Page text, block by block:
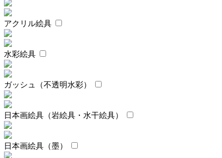
アクリル絵具
水彩絵具
ガッシュ（不透明水彩）
日本画絵具（岩絵具・水干絵具）
日本画絵具（墨）